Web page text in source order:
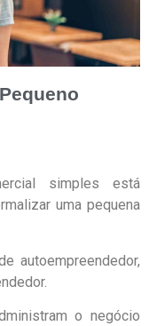
simples está
uma pequena
autoempreendedor,
o negócio